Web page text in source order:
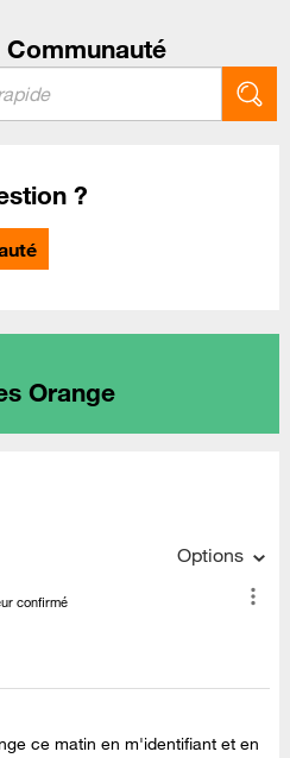
?
Orange
Options
confirmé
ce matin en m'identifiant et en